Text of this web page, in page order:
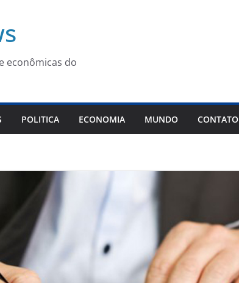
econômicas do
POLITICA ECONOMIA MUNDO CONTATO